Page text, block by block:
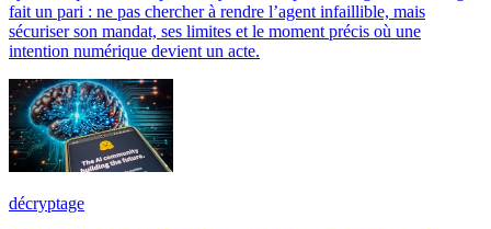
fait un pari : ne pas chercher à rendre l’agent infaillible, mais
sécuriser son mandat, ses limites et le moment précis où une
intention numérique devient un acte.
décryptage